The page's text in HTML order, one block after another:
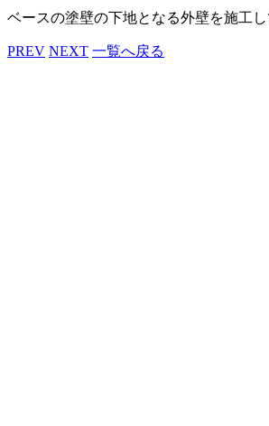
ベースの塗壁の下地となる外壁を施工し
PREV NEXT 一覧へ戻る